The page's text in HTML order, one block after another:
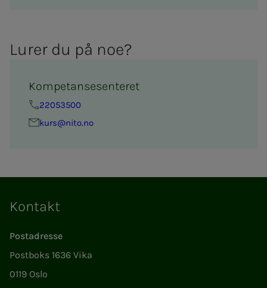
Lu­­­rer du på noe?
Kompetansesenteret
22053500
kurs@nito.no
Kontakt
Postadresse
Postboks 1636 Vika
0119 Oslo